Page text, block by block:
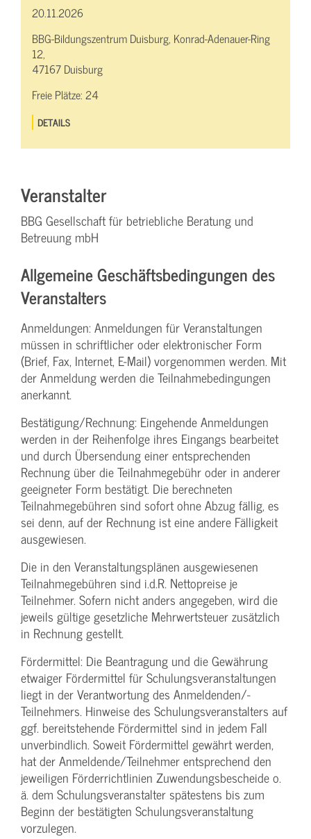
20.11.2026
BBG-Bildungszentrum Duisburg, Konrad-Adenauer-Ring
12,
47167 Duisburg
Freie Plätze:24
DETAILS
Veranstalter
BBG Gesellschaft für betriebliche Beratung und
Betreuung mbH
Allgemeine Geschäftsbedingungen des
Veranstalters
Anmeldungen: Anmeldungen für Veranstaltungen
müssen in schriftlicher oder elektronischer Form
(Brief, Fax, Internet, E-Mail) vorgenommen werden. Mit
der Anmeldung werden die Teilnahme­bedingungen
anerkannt.
Bestätigung­/Rechnung: Eingehende Anmeldungen
werden in der Reihenfolge ihres Eingangs bearbeitet
und durch Übersendung einer entsprechenden
Rechnung über die Teilnahmegebühr oder in anderer
geeigneter Form bestätigt. Die berechneten
Teilnahmegebühren sind sofort ohne Abzug fällig, es
sei denn, auf der Rechnung ist eine andere Fälligkeit
ausgewiesen.
Die in den Veranstaltungsplänen ausgewiesenen
Teilnahmegebühren sind i.d.R. Nettopreise je
Teilnehmer. Sofern nicht anders angegeben, wird die
jeweils gültige gesetzliche Mehrwertsteuer zusätzlich
in Rechnung gestellt.
Fördermittel: Die Beantragung und die Gewährung
etwaiger Fördermittel für Schulungs­veranstaltungen
liegt in der Verantwortung des Anmeldenden/­
Teilnehmers. Hinweise des Schulungs­veranstalters auf
ggf. bereitstehende Fördermittel sind in jedem Fall
unverbindlich. Soweit Fördermittel gewährt werden,
hat der Anmeldende/­Teilnehmer entsprechend den
jeweiligen Förderrichtlinien Zuwendungs­bescheide o.
ä. dem Schulungs­veranstalter spätestens bis zum
Beginn der bestätigten Schulungs­veranstaltung
vorzulegen.